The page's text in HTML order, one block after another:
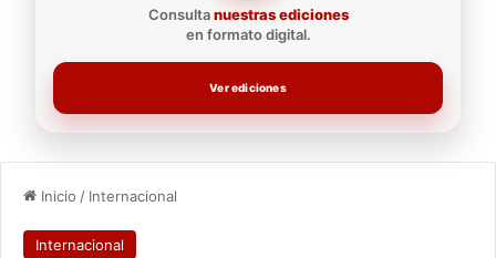
Consultanuestras ediciones
en formato digital.
Ver ediciones
Inicio / Internacional
Internacional